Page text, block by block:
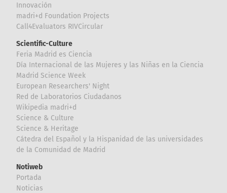
Innovación
madri+d Foundation Projects
Call4Evaluators RIVCircular
Scientific-Culture
Feria Madrid es Ciencia
Día Internacional de las Mujeres y las Niñas en la Ciencia
Madrid Science Week
European Researchers' Night
Red de Laboratorios Ciudadanos
Wikipedia madri+d
Science & Culture
Science & Heritage
Cátedra del Español y la Hispanidad de las universidades
de la Comunidad de Madrid
Notiweb
Portada
Noticias